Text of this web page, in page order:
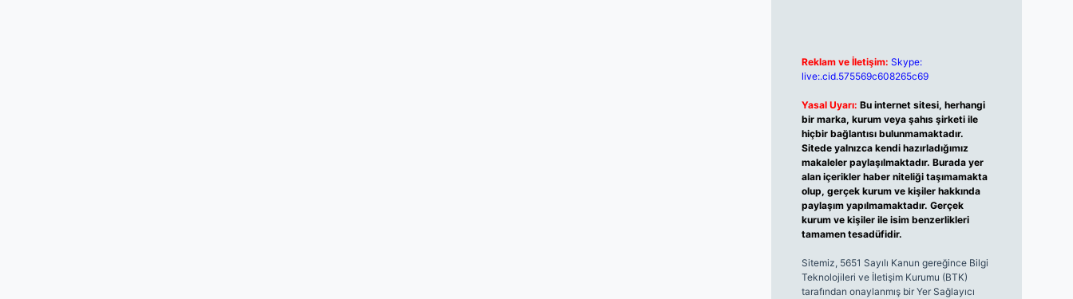
Reklam ve İletişim: Skype:
live:.cid.575569c608265c69
Yasal Uyarı: Bu internet sitesi, herhangi
bir marka, kurum veya şahıs şirketi ile
hiçbir bağlantısı bulunmamaktadır.
Sitede yalnızca kendi hazırladığımız
makaleler paylaşılmaktadır. Burada yer
alan içerikler haber niteliği taşımamakta
olup, gerçek kurum ve kişiler hakkında
paylaşım yapılmamaktadır. Gerçek
kurum ve kişiler ile isim benzerlikleri
tamamen tesadüfidir.
Sitemiz, 5651 Sayılı Kanun gereğince Bilgi
Teknolojileri ve İletişim Kurumu (BTK)
tarafından onaylanmış bir Yer Sağlayıcı